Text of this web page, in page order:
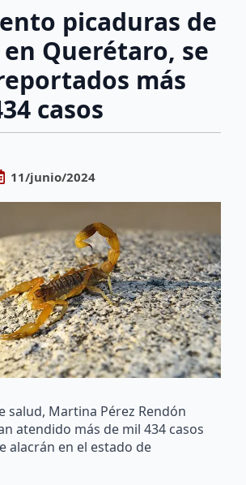
picaduras de
Querétaro, se
más
casos
11/junio/2024
salud, Martina Pérez Rendón
atendido más de mil 434 casos
alacrán en el estado de